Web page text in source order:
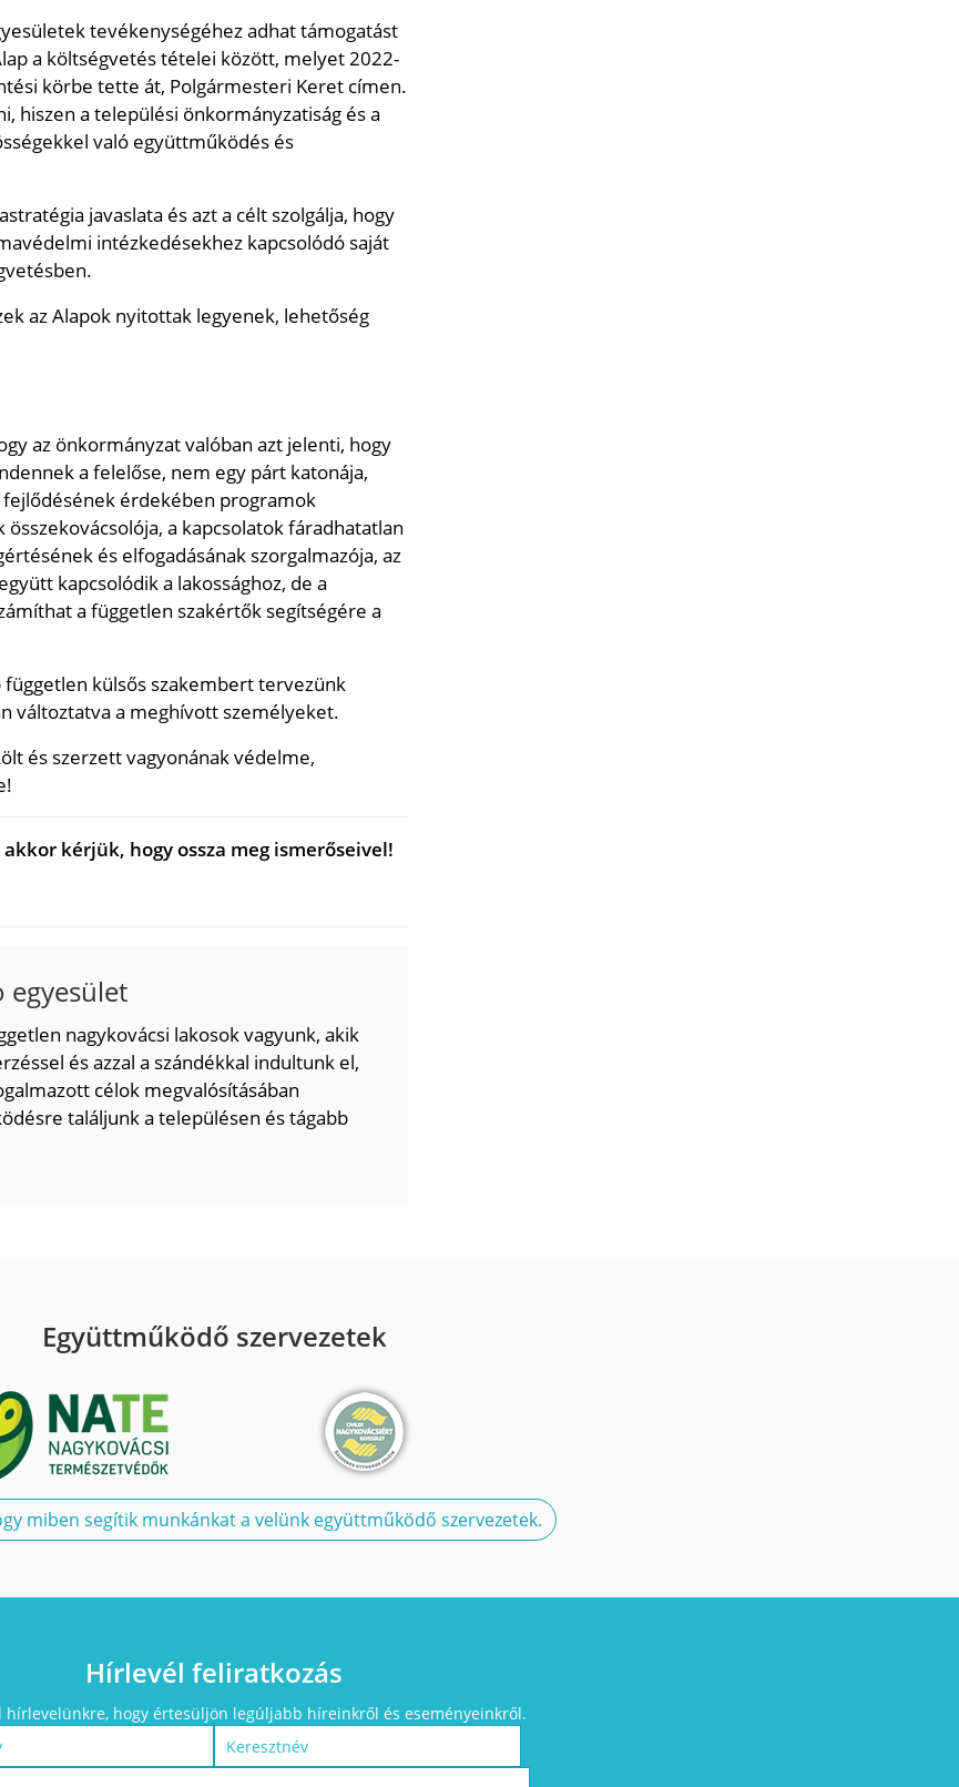
tevékenységéhez adhat támogatást
a költségvetés tételei között, melyet 2022-
körbe tette át, Polgármesteri Keret címen.
hiszen a települési önkormányzatiság és a
való együttműködés és
javaslata és azt a célt szolgálja, hogy
intézkedésekhez kapcsolódó saját
az Alapok nyitottak legyenek, lehetőség
az önkormányzat valóban azt jelenti, hogy
a felelőse, nem egy párt katonája,
érdekében programok
a kapcsolatok fáradhatatlan
és elfogadásának szorgalmazója, az
kapcsolódik a lakossághoz, de a
a független szakértők segítségére a
külsős szakembert tervezünk
változtatva a meghívott személyeket.
és szerzett vagyonának védelme,
kérjük, hogy ossza meg ismerőseivel!
egyesület
nagykovácsi lakosok vagyunk, akik
és azzal a szándékkal indultunk el,
célok megvalósításában
találjunk a településen és tágabb
Együttműködő szervezetek
miben segítik munkánkat a velünk együttműködő szervezetek.
Hírlevél feliratkozás
hírlevelünkre, hogy értesüljön legúljabb híreinkről és eseményeinkről.